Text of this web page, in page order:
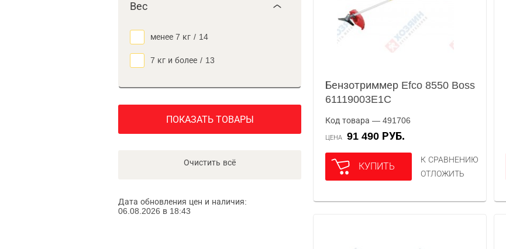
Вес
менее 7 кг / 14
7 кг и более / 13
ПОКАЗАТЬ ТОВАРЫ
Очистить всё
Дата обновления цен и наличия:
06.08.2026 в 18:43
Бензотриммер Efco 8550 Boss
61119003E1C
Код товара — 491706
ЦЕНА 91 490 РУБ.
КУПИТЬ
К СРАВНЕНИЮ
ОТЛОЖИТЬ